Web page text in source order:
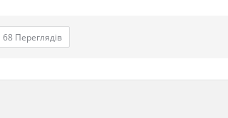
68 Переглядів